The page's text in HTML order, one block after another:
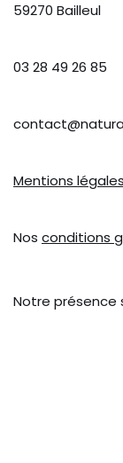
59270 Bailleul
03 28 49 26 85
Mentions légales
Nos conditions
Notre présence